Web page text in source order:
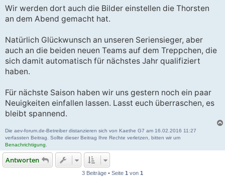
Wir werden dort auch die Bilder einstellen die Thorsten
an dem Abend gemacht hat.
Natürlich Glückwunsch an unseren Seriensieger, aber
auch an die beiden neuen Teams auf dem Treppchen, die
sich damit automatisch für nächstes Jahr qualifiziert
haben.
Für nächste Saison haben wir uns gestern noch ein paar
Neuigkeiten einfallen lassen. Lasst euch überraschen, es
bleibt spannend.
Die aev-forum.de-Betreiber distanzieren sich von Kaethe G7 am 16.02.2016 11:27
verfassten Beitrag. Sollte dieser Beitrag Ihre Rechte verletzen, bitten wir um
Benachrichtigung
Antworten
3 Beiträge • Seite 1 von 1